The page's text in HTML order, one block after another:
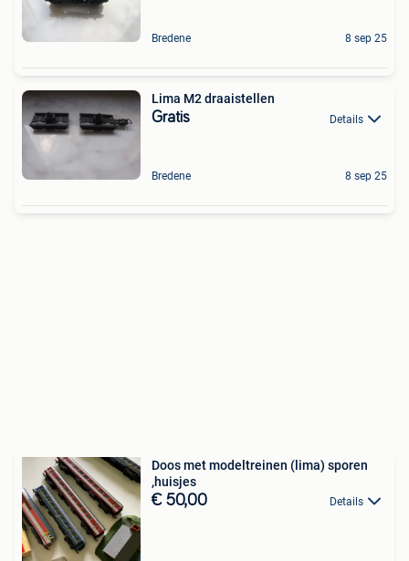
Bredene 8 sep 25
Lima M2 draaistellen
Gratis Details
Bredene 8 sep 25
Doos met modeltreinen (lima) sporen
,huisjes
€ 50,00 Details